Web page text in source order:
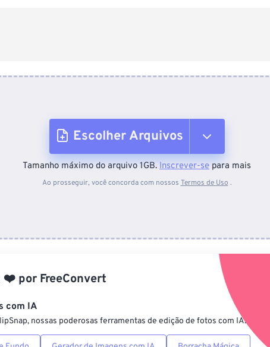
Escolher Arquivos
Do dispositivo
Da URL
Tamanho máximo do arquivo 1GB. Inscrever-se para mais
Ao prosseguir, você concorda com nossos Termos de Uso .
❤️ por FreeConvert
com IA
nossas poderosas ferramentas de edição de fotos com IA.